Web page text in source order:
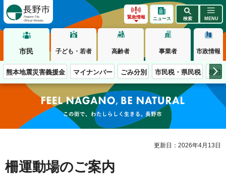
緊急情報 ニュース 検索 MENU
市民 子ども・若者 高齢者 事業者 市政情報
熊本地震災害義援金 マイナンバー ごみ分別 市民税・県民税 移住
この街で、わたしらしく生きる。長野市
更新日：2026年4月13日
柵運動場のご案内